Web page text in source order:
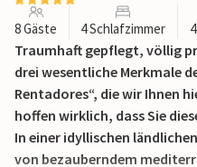
8 Gäste 4 Schlafzimmer
Traumhaft gepflegt, völlig
drei wesentliche Merkmale
Rentadores“, die wir Ihnen
hoffen wirklich, dass Sie
In einer idyllischen
von bezauberndem